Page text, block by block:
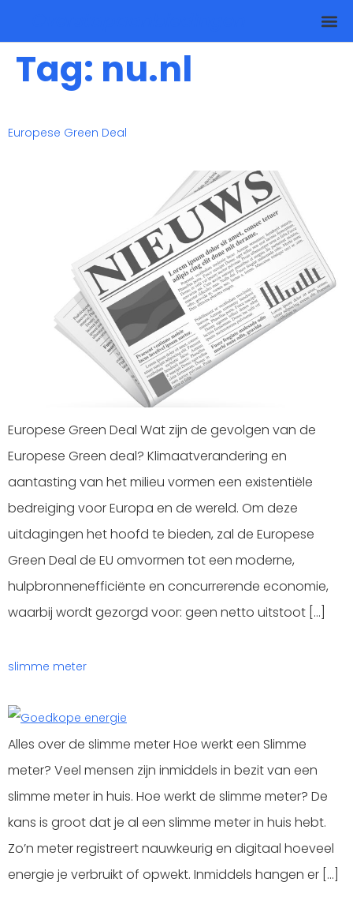
Tag: nu.nl
Europese Green Deal
Europese Green Deal Wat zijn de gevolgen van de
Europese Green deal? Klimaatverandering en
aantasting van het milieu vormen een existentiële
bedreiging voor Europa en de wereld. Om deze
uitdagingen het hoofd te bieden, zal de Europese
Green Deal de EU omvormen tot een moderne,
hulpbronnenefficiënte en concurrerende economie,
waarbij wordt gezorgd voor: geen netto uitstoot […]
slimme meter
Alles over de slimme meter Hoe werkt een Slimme
meter? Veel mensen zijn inmiddels in bezit van een
slimme meter in huis. Hoe werkt de slimme meter? De
kans is groot dat je al een slimme meter in huis hebt.
Zo’n meter registreert nauwkeurig en digitaal hoeveel
energie je verbruikt of opwekt. Inmiddels hangen er […]